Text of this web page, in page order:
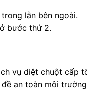
lẫn bên ngoài.
bước thứ 2.
vụ diệt chuột cấp
an toàn môi